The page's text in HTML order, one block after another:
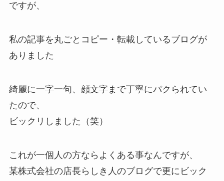
ですが、
私の記事を丸ごとコピー・転載しているブログが
ありました
綺麗に一字一句、顔文字まで丁寧にパクられてい
たので、
ビックリしました（笑）
これが一個人の方ならよくある事なんですが、
某株式会社の店長らしき人のブログで更にビック